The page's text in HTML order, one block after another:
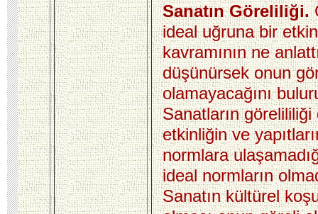
Sanatın Göreliliği.
ideal uğruna bir
kavramının ne
düşünürsek onun
olamayacağını
Sanatların
etkinliğin ve
normlara
ideal normların
Sanatın kültürel